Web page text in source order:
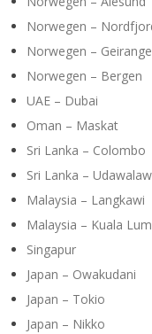
Norwegen –
Norwegen –
Norwegen – Bergen
UAE – Dubai
Oman – Maskat
Sri Lanka – Colombo
Sri Lanka –
Malaysia – Langkawi
Malaysia – Kuala
Singapur
Japan – Owakudani
Japan – Tokio
Japan – Nikko